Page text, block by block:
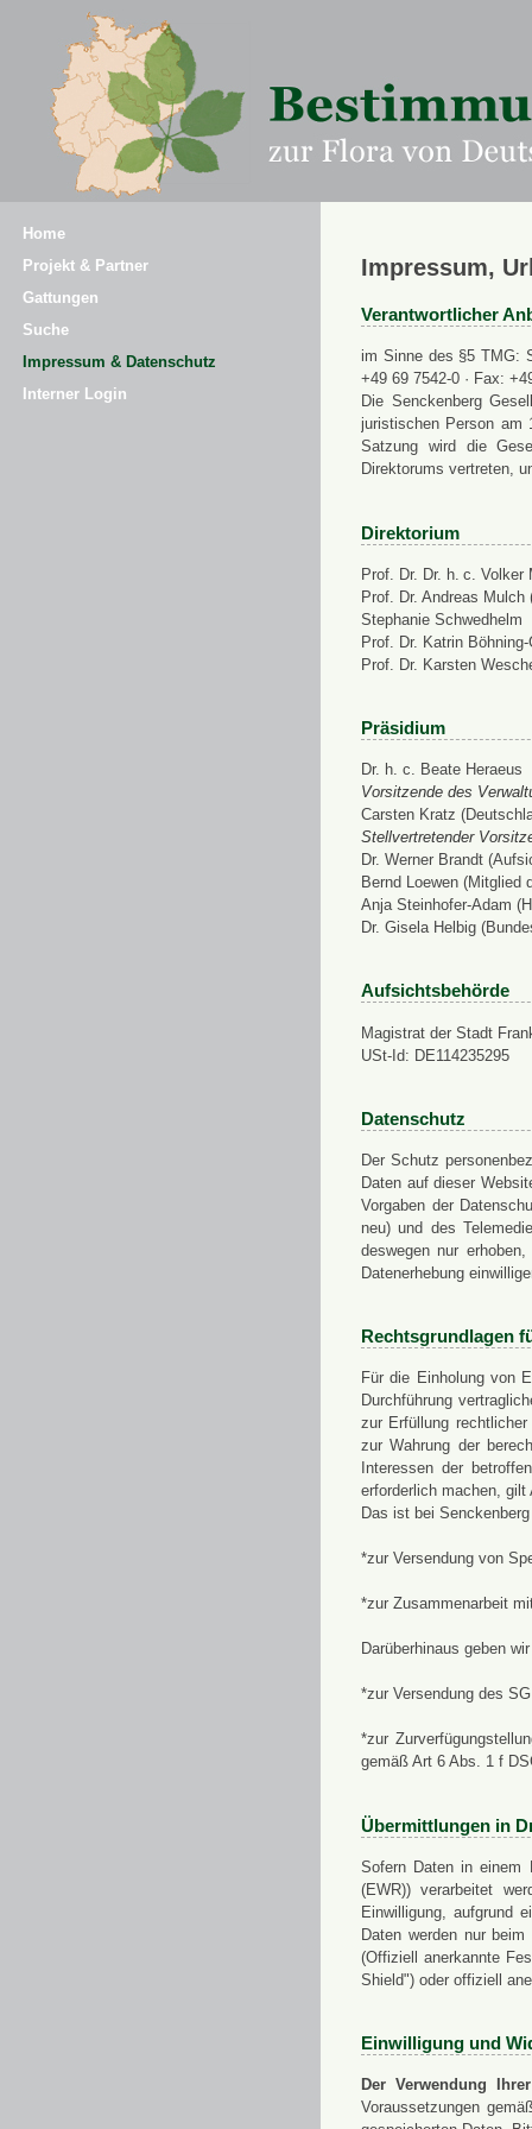
Home
Projekt & Partner
Gattungen
Suche
Impressum & Datenschutz
Interner Login
Impressum,
Verantwortlicher
im Sinne des §5 TMG:
+49 69 7542-0 · Fax:
Die Senckenberg
juristischen Person am
Satzung wird die
Direktorums vertreten,
Direktorium
Prof. Dr. Dr. h. c. Volker
Prof. Dr. Andreas
Stephanie Schwedhelm
Prof. Dr. Katrin
Prof. Dr. Karsten
Präsidium
Dr. h. c. Beate Heraeus
Vorsitzende des
Carsten Kratz
Stellvertretender
Dr. Werner Brandt
Bernd Loewen (Mitglied
Anja Steinhofer-Adam
Dr. Gisela Helbig
Aufsichtsbehörde
Magistrat der Stadt
USt-Id: DE114235295
Datenschutz
Der Schutz
Daten auf dieser
Vorgaben der
neu) und des
deswegen nur
Datenerhebung
Rechtsgrundlagen
Für die Einholung von
Durchführung
zur Erfüllung
zur Wahrung der
Interessen der
erforderlich machen,
Das ist bei
*zur Versendung von
*zur Zusammenarbeit
Darüberhinaus geben
*zur Versendung des
*zur
gemäß Art 6 Abs. 1 f
Übermittlungen in
Sofern Daten in einem
(EWR)) verarbeitet
Einwilligung, aufgrund
Daten werden nur
(Offiziell anerkannte
Shield") oder offiziell
Einwilligung und
Der Verwendung
Voraussetzungen